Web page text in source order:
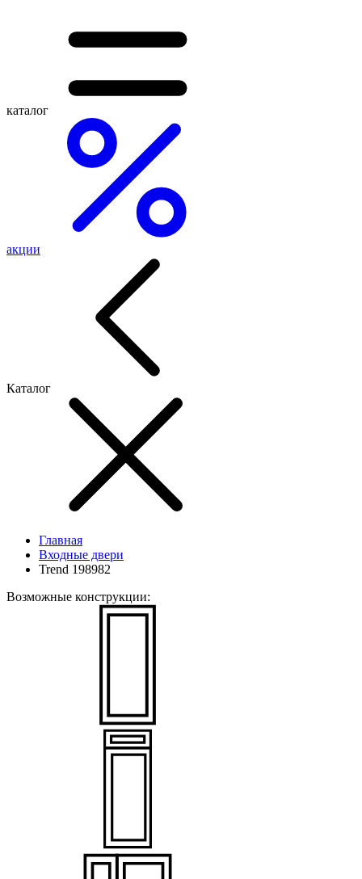
каталог
акции
Каталог
Главная
Входные двери
Trend 198982
Возможные конструкции: